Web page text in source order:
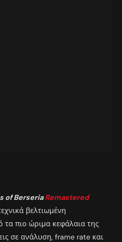
of BerseriaRemastered
βελτιωμένη
πιο ώριμα κεφάλαια της
σε ανάλυση, frame rate και